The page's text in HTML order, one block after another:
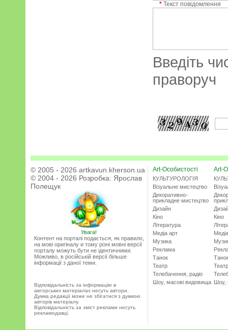
* Текст повідомлення
Введіть
праворуч
© 2005 - 2026 artkavun.kherson.ua
© 2004 - 2026 Розробка: Ярослав
Полещук
Увага!
Контент на порталі подається, як правило,
на мові оригіналу и тому різні мовні версії
порталу можуть бути не ідентичними.
Можливо, в російській версії більше
інформації з даної теми.
Відповідальність за інформацію в
авторських матеріалах несуть автори.
Думка редакції може не збігатися з думкою
авторів матеріалу.
Відповідальність за зміст реклами несуть
рекламодавці.
Art-Особистості
КУЛЬТУРОЛОГІЯ
Візуальне мистецтво
Декоративно-
прикладне мистецтво
Дизайн
Кіно
Література
Медіа арт
Музика
Реклама
Танок
Театр
Телебачення, радіо
Шоу, масові видовища
Art-
Кіно
Театр
Шоу,